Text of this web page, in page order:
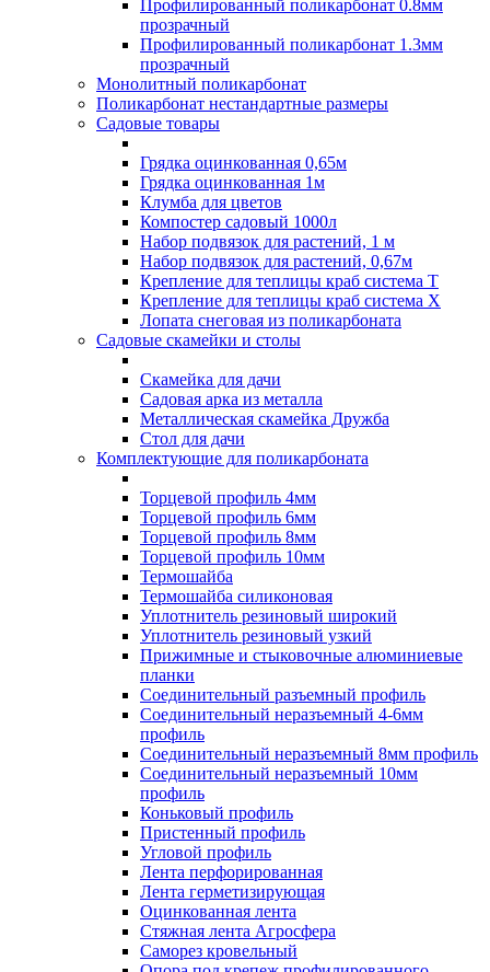
Профилированный поликарбонат 0.8мм
прозрачный
Профилированный поликарбонат 1.3мм
прозрачный
Монолитный поликарбонат
Поликарбонат нестандартные размеры
Садовые товары
Грядка оцинкованная 0,65м
Грядка оцинкованная 1м
Клумба для цветов
Компостер садовый 1000л
Набор подвязок для растений, 1 м
Набор подвязок для растений, 0,67м
Крепление для теплицы краб система Т
Крепление для теплицы краб система Х
Лопата снеговая из поликарбоната
Садовые скамейки и столы
Скамейка для дачи
Садовая арка из металла
Металлическая скамейка Дружба
Стол для дачи
Комплектующие для поликарбоната
Торцевой профиль 4мм
Торцевой профиль 6мм
Торцевой профиль 8мм
Торцевой профиль 10мм
Термошайба
Термошайба силиконовая
Уплотнитель резиновый широкий
Уплотнитель резиновый узкий
Прижимные и стыковочные алюминиевые
планки
Соединительный разъемный профиль
Соединительный неразъемный 4-6мм
профиль
Соединительный неразъемный 8мм профиль
Соединительный неразъемный 10мм
профиль
Коньковый профиль
Пристенный профиль
Угловой профиль
Лента перфорированная
Лента герметизирующая
Оцинкованная лента
Стяжная лента Агросфера
Саморез кровельный